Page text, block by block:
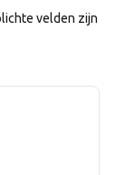
velden zijn